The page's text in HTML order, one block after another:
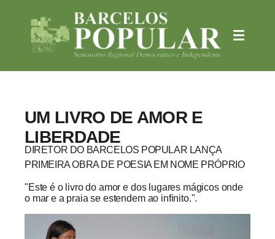
UM LIVRO DE AMOR E
LIBERDADE
DIRETOR DO BARCELOS POPULAR LANÇA
PRIMEIRA OBRA DE POESIA EM NOME PRÓPRIO
"Este é o livro do amor e dos lugares mágicos onde
o mar e a praia se estendem ao infinito.".